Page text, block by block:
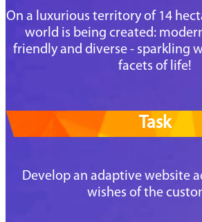
On a luxurious territory of 14
world is being created:
friendly and diverse - sparkling
facets of life!
Task
Develop an adaptive website
wishes of the